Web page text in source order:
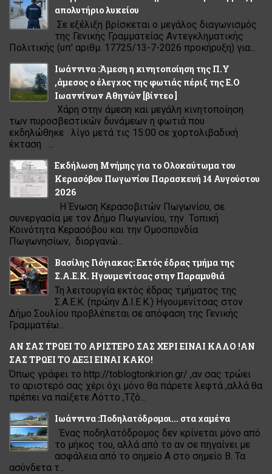
απολυτήριο λυκείου
Σε εξέλιξη βρίσκεται ο μεγάλος διαγωνισμός
της Γενικής Γραμματείας Αντεγκληματικής
Πολιτικής (υπ' αριθμ. 17725/13-7-2026 προκήρυξη) για...
Ιωάννινα :Άμεση η κινητοποίηση της Π.Υ
,άμεσος ο έλεγχος της φωτιάς πέριξ της Ε.Ο
Ιωαννίνων Αθηνών [βίντεο ]
Χάρη στην άμεση και μεγάλη κινητοποίηση
των πυροσβεστικών δυνάμεων η φωτιά που
εκδηλώθηκε λίγο μετά τις 15:00 σε χορτολιβαδική
έκταση ...
Εκδήλωση Μνήμης για το Ολοκαύτωμα του
Κερασόβου Πωγωνίου Παρασκευή 14 Αυγούστου
2026
Η Ένωση Κερασοβιτών Πωγωνίου, σε
συνεργασία με τον Δήμο Πωγωνίου, την Τοπική
Κοινότητα Κερασόβου και την Ομοσπονδία
Πωγωνησίων, διοργανώ...
Βασίλης Γιόγιακας: Εκτός έδρας τμήμα της
Σ.Α.Ε.Κ. Ηγουμενίτσας στην Παραμυθιά
Τη λειτουργία εκτός έδρας τμήματος της
Σ.Α.Ε.Κ. (πρώην Δ.Ι.Ε.Κ.) Ηγουμενίτσας στον
Δήμο Σουλίου προβλέπεται σε απόφαση της Γενικής
Γραμματέω...
ΑΝ ΣΑΣ ΤΡΩΕΙ ΤΟ ΑΡΙΣΤΕΡΟ ΣΑΣ ΧΕΡΙ ΕΙΝΑΙ ΚΑΛΟ !ΑΝ
ΣΑΣ ΤΡΩΕΙ ΤΟ ΔΕΞΙ ΕΙΝΑΙ ΚΑΚΟ!
Όπως γράφει το http://toblogtonkirion.gr/ ,αν σας τρώει
το αριστερό σας χέρι όχι μόνο θα πάρετε λεφτά ,αλλά θα
πρέπει να παίξετε Λόττο ,Τζό...
Ιωάννινα :Ποδηλατόδρομοι... στα χαμένα
Ένας ποδηλατόδρομος δεν κρίνεται μόνο από
το μήκος του, αλλά από το αν σε πηγαίνει με
ασφάλεια από το σημείο Α στο σημείο Β. Τα
ασύνδετα τ...